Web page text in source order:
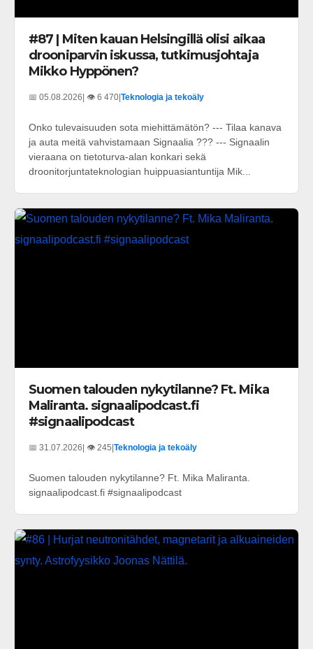
#87 | Miten kauan Helsingillä olisi aikaa
drooniparvin iskussa, tutkimusjohtaja
Mikko Hyppönen?
📅 05.08.2026| 👁️ 6 470|Teknologia ja tekoäly
Onko tulevaisuuden sota miehittämätön? --- Tilaa kanava
ja auta meitä vahvistamaan Signaalia ??? --- Signaalin
vieraana on tietoturva-alan konkari sekä
droonitorjuntateknologian huippuasiantuntija Mik...
Suomen talouden nykytilanne? Ft. Mika
Maliranta. signaalipodcast.fi
#signaalipodcast
📅 31.07.2026 | 👁️ 245 Teknologia ja tekoäly
Suomen talouden nykytilanne? Ft. Mika Maliranta.
signaalipodcast.fi #signaalipodcast